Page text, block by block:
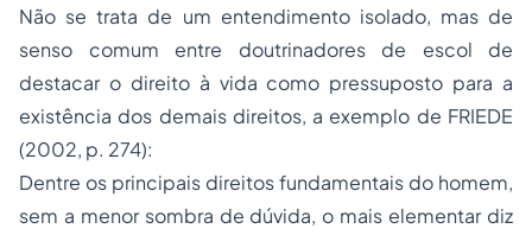
Não se trata de um entendimento isolado, mas de
senso comum entre doutrinadores de escol de
destacar o direito à vida como pressuposto para a
existência dos demais direitos, a exemplo de FRIEDE
(2002, p. 274):
Dentre os principais direitos fundamentais do homem,
sem a menor sombra de dúvida, o mais elementar diz